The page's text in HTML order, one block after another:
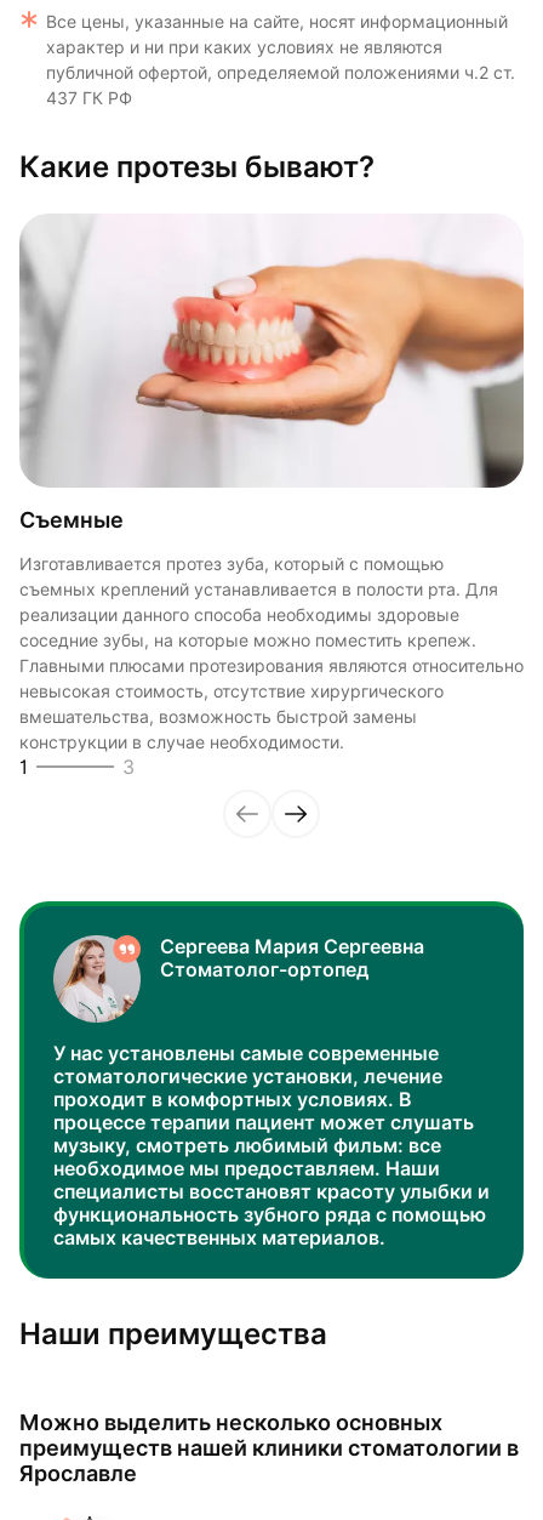
Все цены, указанные на сайте, носят информационный
характер и ни при каких условиях не являются
публичной офертой, определяемой положениями ч.2 ст.
437 ГК РФ
Какие протезы бывают?
Съемные
Изготавливается протез зуба, который с помощью
съемных креплений устанавливается в полости рта. Для
реализации данного способа необходимы здоровые
соседние зубы, на которые можно поместить крепеж.
Главными плюсами протезирования являются относительно
невысокая стоимость, отсутствие хирургического
вмешательства, возможность быстрой замены
конструкции в случае необходимости.
1 3
Несъемные
Несъемные протезы представляют собой искусственный
зуб, изготовленный из долговечного и гипоаллергенного
материала. Он устанавливается на специальное
крепление, вживленное в десну. Визуально протез не
отличается от остальных зубов, что позволяет восстановить
зубной ряд, создать естественную и красивую улыбку.
Такой способ протезирования считается более
долговечным, надежным. Коронки и мосты не требуют
специального ухода в процессе носки.
Микропротезирование (виниры)
Методика предполагает восстановление архитектуры зуба
с использованием прочных и безопасных материалов. Для
реставрации жевательных зубов используется вкладка —
постоянная пломба. Способ позволяет сохранить
натуральное основание и избежать хирургического
вмешательства.
3 3
Сергеева Мария Сергеевна
Стоматолог-ортопед
У нас установлены самые современные
стоматологические установки, лечение
проходит в комфортных условиях. В
процессе терапии пациент может слушать
музыку, смотреть любимый фильм: все
необходимое мы предоставляем. Наши
специалисты восстановят красоту улыбки и
функциональность зубного ряда с помощью
самых качественных материалов.
Наши преимущества
Можно выделить несколько основных
преимуществ нашей клиники стоматологии в
Ярославле